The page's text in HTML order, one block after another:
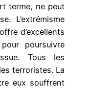
terme, ne peut
L’extrémisme
d’excellents
poursuivre
Tous les
terroristes. La
eux souffrent